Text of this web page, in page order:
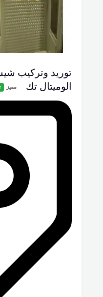
توريد وتركيب
الوميتال تك
مميز